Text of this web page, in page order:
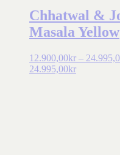
Chhatwal &
Masala Yellow
12.900,00kr –
24.995,00kr